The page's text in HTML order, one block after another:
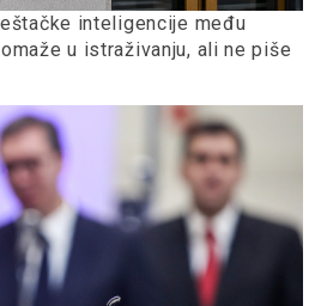
inteligencije među
u istraživanju, ali ne piše